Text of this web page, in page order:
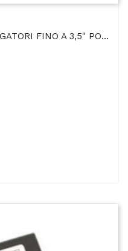
CUSTODIA RIGIDA Per NAVIGATORI FINO A 3,5" POLLICI COLORE NERO